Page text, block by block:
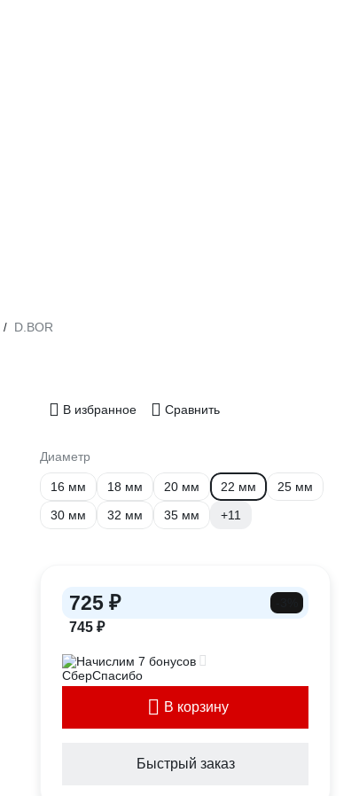
/ D.BOR
В избранное Сравнить
Диаметр
16 мм 18 мм 20 мм 22 мм
25 мм
30 мм
32 мм 35 мм +11
725 ₽
745 ₽
Начислим 7 бонусов
В корзину
Быстрый заказ